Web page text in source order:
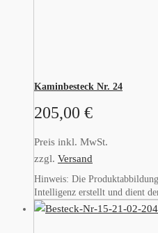
Kaminbesteck Nr. 24
205,00 €
Preis inkl. MwSt.
zzgl. Versand
Hinweis: Die
Intelligenz erstellt und dient